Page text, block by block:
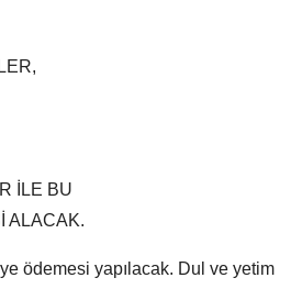
İLE BU
ALACAK.
ödemesi yapılacak. Dul ve yetim